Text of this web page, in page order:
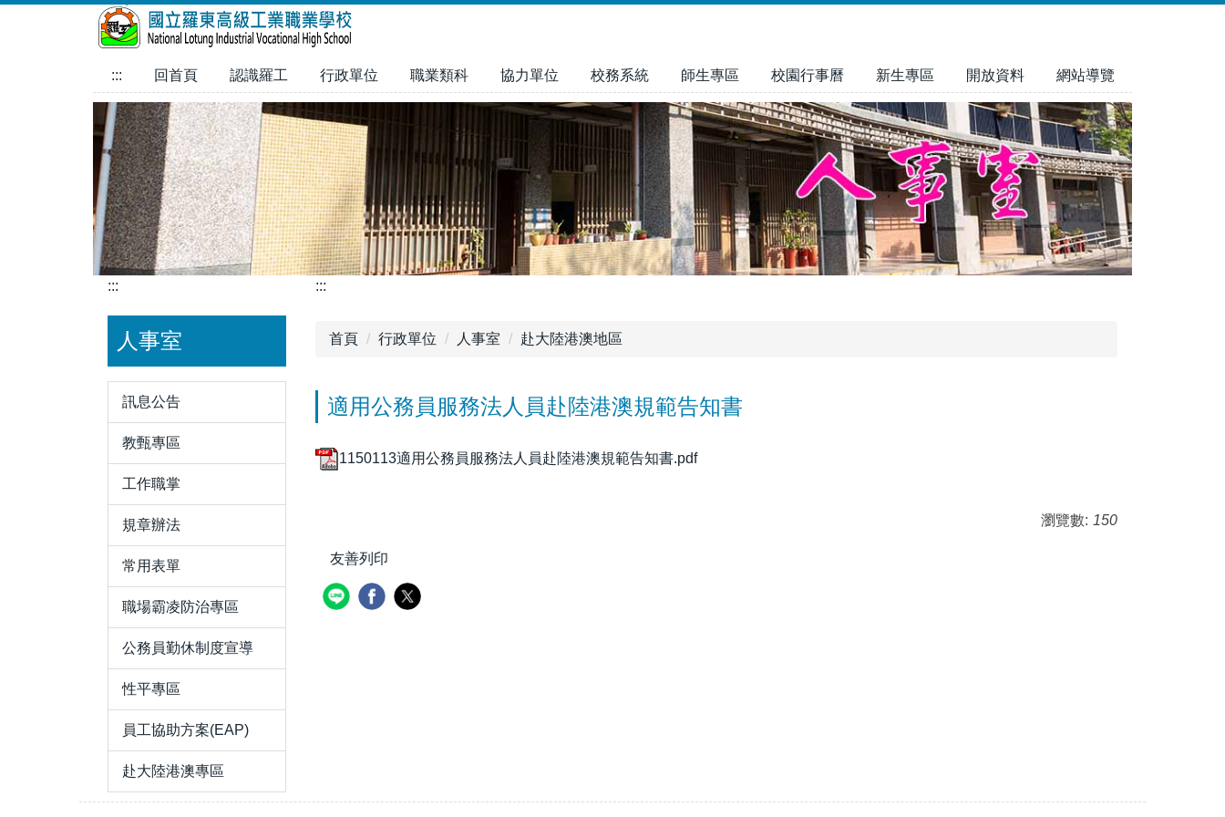
::: 回首頁 認識羅工 行政單位 職業類科 協力單位 校務系統 師生專區 校園行事曆 新生專區 開放資料 網站導覽
:::
人事室
訊息公告
教甄專區
工作職掌
規章辦法
常用表單
職場霸凌防治專區
公務員勤休制度宣導
性平專區
員工協助方案(EAP)
赴大陸港澳專區
:::
首頁 行政單位 人事室 赴大陸港澳地區
適用公務員服務法人員赴陸港澳規範告知書
1150113適用公務員服務法人員赴陸港澳規範告知書.pdf
瀏覽數: 150
友善列印